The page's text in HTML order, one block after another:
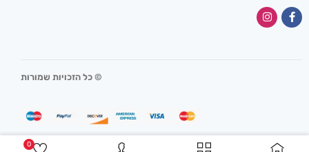
0
© כל הזכויות שמורות